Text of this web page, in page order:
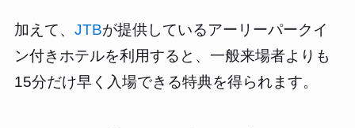
加えて、 JTBが提供しているアーリーパークイ
ン付きホテルを利用すると、一般来場者よりも
15分だけ早く入場できる特典を得られます。